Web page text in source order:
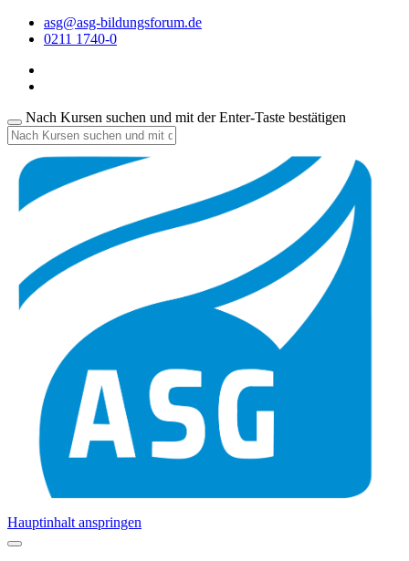
asg@asg-bildungsforum.de
0211 1740-0
Nach Kursen suchen und mit der Enter-Taste bestätigen
Hauptinhalt anspringen